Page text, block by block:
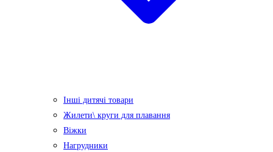
Інші дитячі товари
Жилети\ круги для плавання
Віжки
Нагрудники